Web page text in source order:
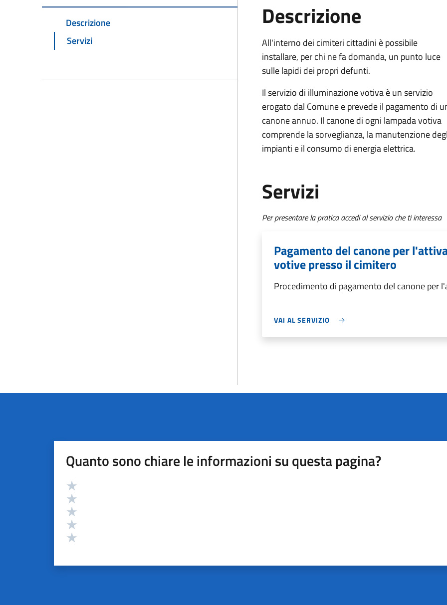
Descrizione
Servizi
Descrizione
All'interno dei cimiteri cittadini è possibile
installare, per chi ne fa domanda, un punto luce
sulle lapidi dei propri defunti.
Il servizio di illuminazione votiva è un servizio
erogato dal Comune e prevede il pagamento di
canone annuo. Il canone di ogni lampada votiva
comprende la sorveglianza, la manutenzione
impianti e il consumo di energia elettrica.
Servizi
Per presentare la pratica accedi al servizio che ti interessa
Pagamento del canone per
votive presso il cimitero
Procedimento di pagamento del canone per
VAI AL SERVIZIO
Quanto sono chiare le informazioni su questa pagina?
Valutazione